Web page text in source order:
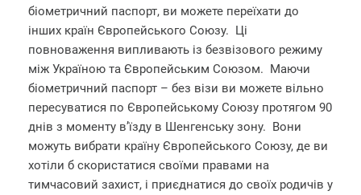
біометричний паспорт, ви можете переїхати до
інших країн Європейського Союзу. Ці
повноваження випливають із безвізового режиму
між Україною та Європейським Союзом. Маючи
біометричний паспорт – без візи ви можете вільно
пересуватися по Європейському Союзу протягом 90
днів з моменту в’їзду в Шенгенську зону. Вони
можуть вибрати країну Європейського Союзу, де ви
хотіли б скористатися своїми правами на
тимчасовий захист, і приєднатися до своїх родичів у